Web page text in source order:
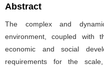
Abstract
The complex and
environment, coupled with
economic and social
requirements for the